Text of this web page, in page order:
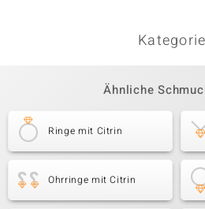
Ähnliche
Ringe mit Citrin
Ohrringe mit Citrin